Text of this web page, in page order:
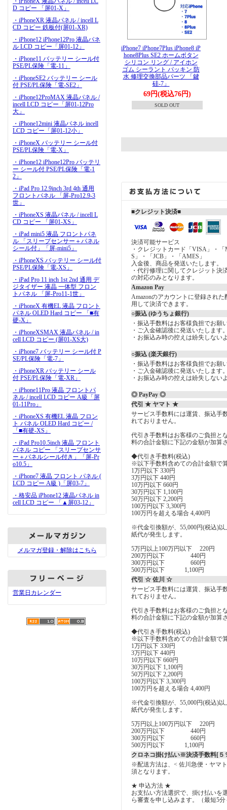
D コピー 「屏01-X」
・iPhoneXR 液晶パネル / incell L
CD コピー 鉄板付(屏01-XR)
・iPhone12 iPhone12Pro 液晶パネ
ル LCD コピー「屏01-12」
・iPhone11 バッテリー シール付
PSE/PL保険「電-11」
・iPhoneSE2 バッテリー シール
付 PSE/PL保険「電-SE2」
・iPhone12ProMAX 液晶パネル /
incell LCD コピー「屏01-12Pro
大」
・iPhone12mini 液晶パネル incell
LCD コピー「屏01-12小」
・iPhoneX バッテリー シール付
PSE/PL保険「電-X」
・iPhone12 iPhone12Pro バッテリ
ー シール付 PSE/PL保険「電-1
2」
・iPad Pro 12.9inch 3rd 4th 通用
フロントパネル 「屏-Pro12.9-3
世」
・iPhoneXS 液晶パネル / incell L
CD コピー 「屏01-XS」
・iPad mini5 液晶 フロントパネ
ル 「スリープセンサー＋パネル
シール付」「屏-mini5」
・iPhoneXS バッテリー シール付
PSE/PL保険「電-XS」
・iPad Pro 11 inch 1st 2nd 通用 デ
ジタイザー 液晶 一体型 フロン
トパネル 「屏-Pro11-1世」
・iPhoneX 有機EL 液晶 フロント
パネル OLED Hard コピー 「■有
硬-X」
・iPhoneXSMAX 液晶パネル / in
cell LCD コピー (屏01-XS大)
・iPhone7 バッテリー シール付 P
SE/PL保険「電-7」
・iPhoneXR バッテリー シール
付 PSE/PL保険「電-XR」
・iPhone11Pro 液晶 フロントパ
ネル / incell LCD コピー A級「屏
01-11Pro」
・iPhoneXS 有機EL 液晶 フロン
ト パネル OLED Hard コピー /
「■有硬-XS」
・iPad Pro10.5inch 液晶 フロント
パネル コピー 「スリープセンサ
ー＋パネルシール付き」「屏-Pr
o10.5」
・iPhone7 液晶 フロント パネル (
LCD コピー A級 )「屏03-7」
・格安品 iPhone12 液晶パネル in
cell LCD コピー 「▲屏03-12」
メルマガ登録・解除はこちら
営業日カレンダー
iPhone7 iPhone7Plus iPhone8 iP
hone8Plus SE2 ホームボタン
シリコン リング / アイホン
ゴム シーラント パッキン 防
水 修理交換部品パーツ 「鍵
硅-7」
69円(税込76円)
SOLD OUT
■クレジット決済■
決済可能サービス
・クレジットカード「VISA」・「
S」・「JCB」・「AMES」
入金後、商品を発送いたします。
・代行修理に関してクレジット決
の対応のみとなります。
Amazon Pay
Amazonのアカウントに登録され
用して決済できます。
○振込 (ゆうちょ銀行)
・振込手数料はお客様負担でお願
・ご入金確認後に発送いたします
・お振込み時の控えは紛失しない
○振込 (楽天銀行)
・振込手数料はお客様負担でお願
・ご入金確認後に発送いたします
・お振込み時の控えは紛失しない
◎ PayPay ◎
代引 ★ ヤマト ★
サービス手数料には運賃、振込手
れておりません。
代引き手数料はお客様のご負担と
料の合計金額に下記の金額が加算
◆代引き手数料(税込)
※以下手数料含めての合計金額で
1万円以下 330円
3万円以下 440円
10万円以下 660円
30万円以下 1,100円
50万円以下 2,200円
100万円以下 3,300円
100万円を超える場合 4,400円
※代金引換額が、55,000円(税込)
紙代が発生します。
5万円以上100万円以下 220円
200万円以下 440円
300万円以下 660円
500万円以下 1,100円
代引 ☆ 佐川 ☆
サービス手数料には運賃、振込手
れておりません。
代引き手数料はお客様のご負担と
料の合計金額に下記の金額が加算
◆代引き手数料(税込)
※以下手数料含めての合計金額で
1万円以下 330円
3万円以下 440円
10万円以下 660円
30万円以下 1,100円
50万円以下 2,200円
100万円以下 3,300円
100万円を超える場合 4,400円
※代金引換額が、55,000円(税込)
紙代が発生します。
5万円以上100万円以下 220円
200万円以下 440円
300万円以下 660円
500万円以下 1,100円
クロネコ掛け払い※決済手数料[５
※配送方法は、< 佐川急便・ヤマ
須となります。
★ 申込方法 ★
お支払い方法選択で、掛け払いを
ら審査を申し込みます。（最短5